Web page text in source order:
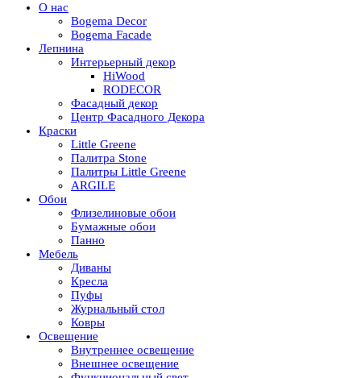
О нас
Bogema Decor
Bogema Facade
Лепнина
Интерьерный декор
HiWood
RODECOR
Фасадный декор
Центр Фасадного Декора
Краски
Little Greene
Палитра Stone
Палитры Little Greene
ARGILE
Обои
Флизелиновые обои
Бумажные обои
Панно
Мебель
Диваны
Кресла
Пуфы
Журнальный стол
Ковры
Освещение
Внутреннее освещение
Внешнее освещение